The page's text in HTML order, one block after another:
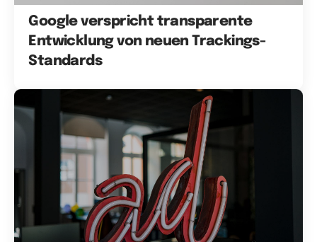
Google verspricht transparente
Entwicklung von neuen Trackings-
Standards